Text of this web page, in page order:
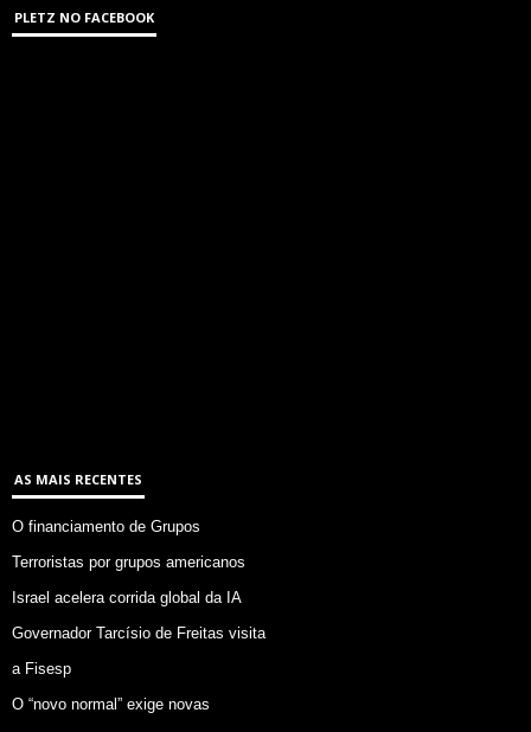
PLETZ NO FACEBOOK
AS MAIS RECENTES
O financiamento de Grupos
Terroristas por grupos americanos
Israel acelera corrida global da IA
Governador Tarcísio de Freitas visita
a Fisesp
O “novo normal” exige novas